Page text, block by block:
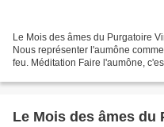
Le Mois des âmes du Purgatoire
Nous représenter l'aumône
feu. Méditation Faire l'aumône,
Le Mois des âmes du